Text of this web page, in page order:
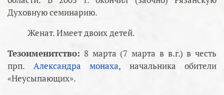
Духовную семинарию.
Женат. Имеет двоих детей.
Тезоименитство: 8 марта (7 марта в в.г.) в честь
прп. Александра монаха, начальника обители
«Неусыпающих».